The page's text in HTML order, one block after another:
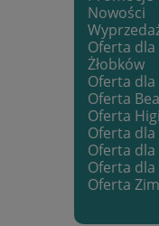
Nowości
Oferta dla
Żłobków
Oferta
Oferta
Oferta
Oferta dla
Oferta dla
Oferta dla
Oferta